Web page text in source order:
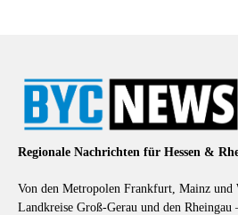
Regionale Nachrichten für Hessen &
Von den Metropolen Frankfurt, Mainz und
Landkreise Groß-Gerau und den